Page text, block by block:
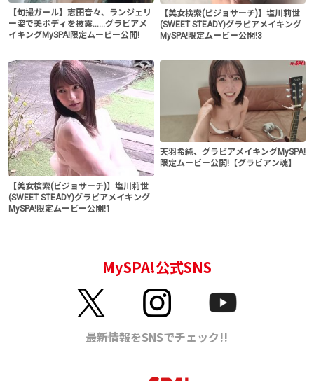
【旬撮ガール】志田音々、ランジェリ
ー姿で美ボディを披露......グラビアメ
イキングMySPA!限定ムービー公開!
【美女検索(ビジョサーチ)】塩川莉世
(SWEET STEADY)グラビアメイキング
MySPA!限定ムービー公開!3
【美女検索(ビジョサーチ)】塩川莉世
(SWEET STEADY)グラビアメイキング
MySPA!限定ムービー公開!1
天羽希純、グラビアメイキングMySPA!
限定ムービー公開!【グラビアン魂】